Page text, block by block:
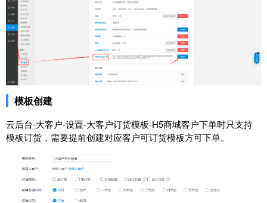
模板创建
云后台-大客户-设置-大客户订货模板-H5商城客户下单时只支持
模板订货，需要提前创建对应客户可订货模板方可下单。